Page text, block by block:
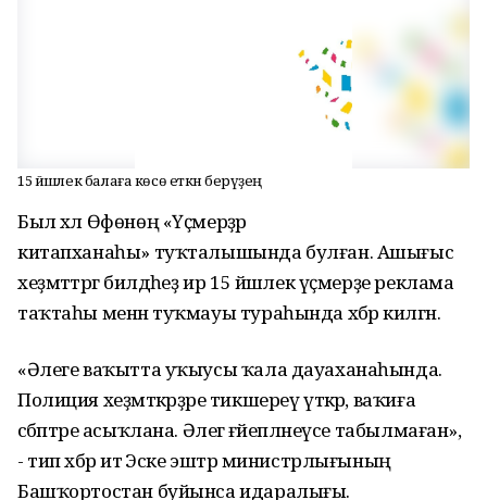
15 йәшлек балаға көсө еткән берәүҙең
Был хәл Өфөнөң «Үҫмерҙәр
китапханаһы» туҡталышында булған. Ашығыс
хеҙмәттәргә билдәһеҙ ир 15 йәшлек үҫмерҙе реклама
таҡтаһы менән туҡмауы тураһында хәбәр килгән.
«Әлеге ваҡытта уҡыусы ҡала дауаханаһында.
Полиция хеҙмәткәрҙәре тикшереү үткәрә, ваҡиға
сәбәптәре асыҡлана. Әлегә ғәйепләнеүсе табылмаған»,
- тип хәбәр итә Эске эштәр министрлығының
Башҡортостан буйынса идаралығы.